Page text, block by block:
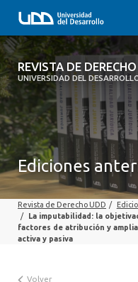
REVISTA DE
UNIVERSIDAD DEL
REVISTA DE
INICIO
ACERCA DE LA REVISTA
EDICIONES ANTERIORES
CONVOCATORIA
CONTACTO Y SUSCRIPCIÓN
Ediciones
Revista de Derecho UDD /
/
La imputabilidad: la
factores de atribución y
activa y pasiva
Volver